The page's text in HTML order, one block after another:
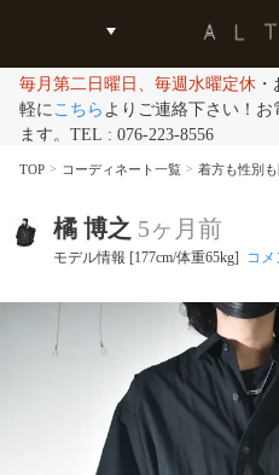
毎月第二日曜日、毎週水曜定休
軽にこちら よりご連絡下さい！
ます。TEL : 076-223-8556
TOP コーディネート一覧 着方も性別
橘 博之 5ヶ月前
モデル情報 [177cm/体重65kg] コ